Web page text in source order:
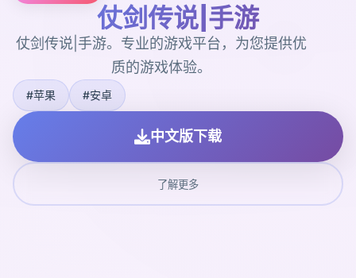
仗剑传说|手游
仗剑传说|手游。专业的游戏平台，为您提供优
质的游戏体验。
#苹果 #安卓
中文版下载
了解更多